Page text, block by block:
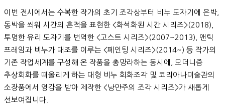
이번 전시에서는 수복한 작가의 초기 조각상부터 비누 도자기에 은박,
동박을 씌워 시간의 흔적을 표현한 <화석화된 시간 시리즈>(2018),
투명한 유리 도자기를 번역한 <고스트 시리즈>(2007~2013), 앤틱
프레임과 비누가 대조를 이루는 <페인팅 시리즈>(2014~) 등 작가의
기존 작업세계를 구성해 온 작품을 총망라하는 동시에, 모더니즘
추상회화를 떠올리게 하는 대형 비누 회화조각 및 코리아나미술관의
소장품에서 영감을 받아 제작한 <낭만주의 조각 시리즈>가 새롭게
선보여집니다.